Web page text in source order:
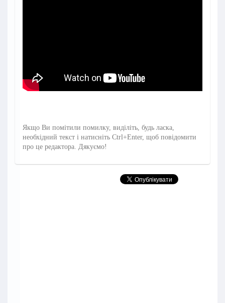
Якщо Ви помітили помилку, виділіть, будь ласка,
необхідний текст і натисніть Ctrl+Enter, щоб повідомити
про це редактора. Дякуємо!